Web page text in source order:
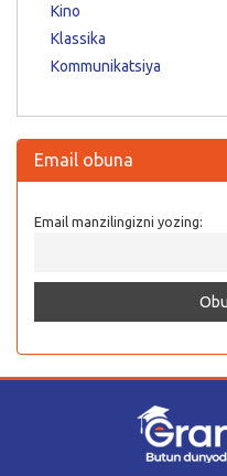
Kino
Klassika
Kommunikatsiya
Email obuna
Email manzilingizni yozing: